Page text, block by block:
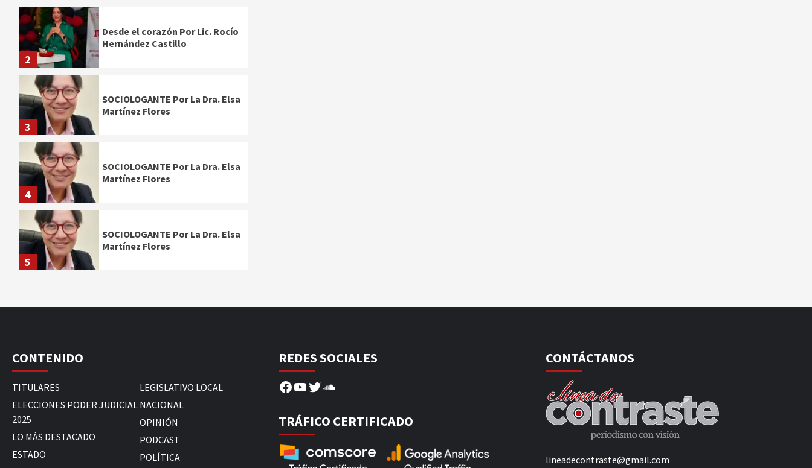
2
Desde el corazón Por Lic. Rocío
Hernández Castillo
3
SOCIOLOGANTE Por La Dra. Elsa
Martínez Flores
4
SOCIOLOGANTE Por La Dra. Elsa
Martínez Flores
5
SOCIOLOGANTE Por La Dra. Elsa
Martínez Flores
CONTENIDO
TITULARES
ELECCIONES PODER JUDICIAL
2025
LO MÁS DESTACADO
ESTADO
LEGISLATIVO LOCAL
NACIONAL
OPINIÓN
PODCAST
POLÍTICA
REDES SOCIALES
Facebook
YouTube
Twitter
SoundCloud
TRÁFICO CERTIFICADO
CONTÁCTANOS
lineadecontraste@gmail.com